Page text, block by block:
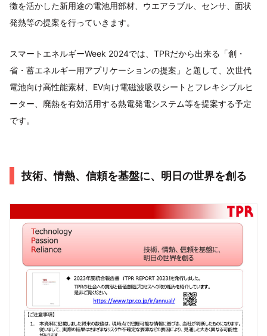
徴を活かした新用途の電池用部材、ウエアラブル、センサ、面状
発熱等の提案を行っていきます。
スマートエネルギーWeek 2024では、TPRだから出来る「創・
省・蓄エネルギー用アプリケーションの提案」と題して、次世代
電池向け高性能素材、EV向け電磁波吸収シートとフレキシブルヒ
ーター、廃熱を有効活用する熱電発電システム等を提案する予定
です。
技術、情熱、信頼を基盤に、明日の世界を創る